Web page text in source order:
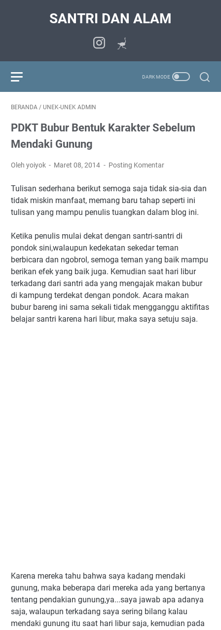
SANTRI DAN ALAM
BERANDA / UNEK-UNEK ADMIN
PDKT Bubur Bentuk Karakter Sebelum
Mendaki Gunung
Oleh yoiyok Maret 08, 2014 Posting Komentar
Tulisan sederhana berikut semoga saja tidak sia-sia dan
tidak miskin manfaat, memang baru tahap seperti ini
tulisan yang mampu penulis tuangkan dalam blog ini.
Ketika penulis mulai dekat dengan santri-santri di
pondok sini,walaupun kedekatan sekedar teman
berbicara dan ngobrol, semoga teman yang baik mampu
berikan efek yang baik juga. Kemudian saat hari libur
terkadang dari santri ada yang mengajak makan bubur
di kampung terdekat dengan pondok. Acara makan
bubur bareng ini sama sekali tidak mengganggu aktifitas
belajar santri karena hari libur, maka saya setuju saja.
Karena mereka tahu bahwa saya kadang mendaki
gunung, maka beberapa dari mereka ada yang bertanya
tentang pendakian gunung,ya...saya jawab apa adanya
saja, walaupun terkadang saya sering bilang kalau
mendaki gunung itu saat hari libur saja, kemudian pada